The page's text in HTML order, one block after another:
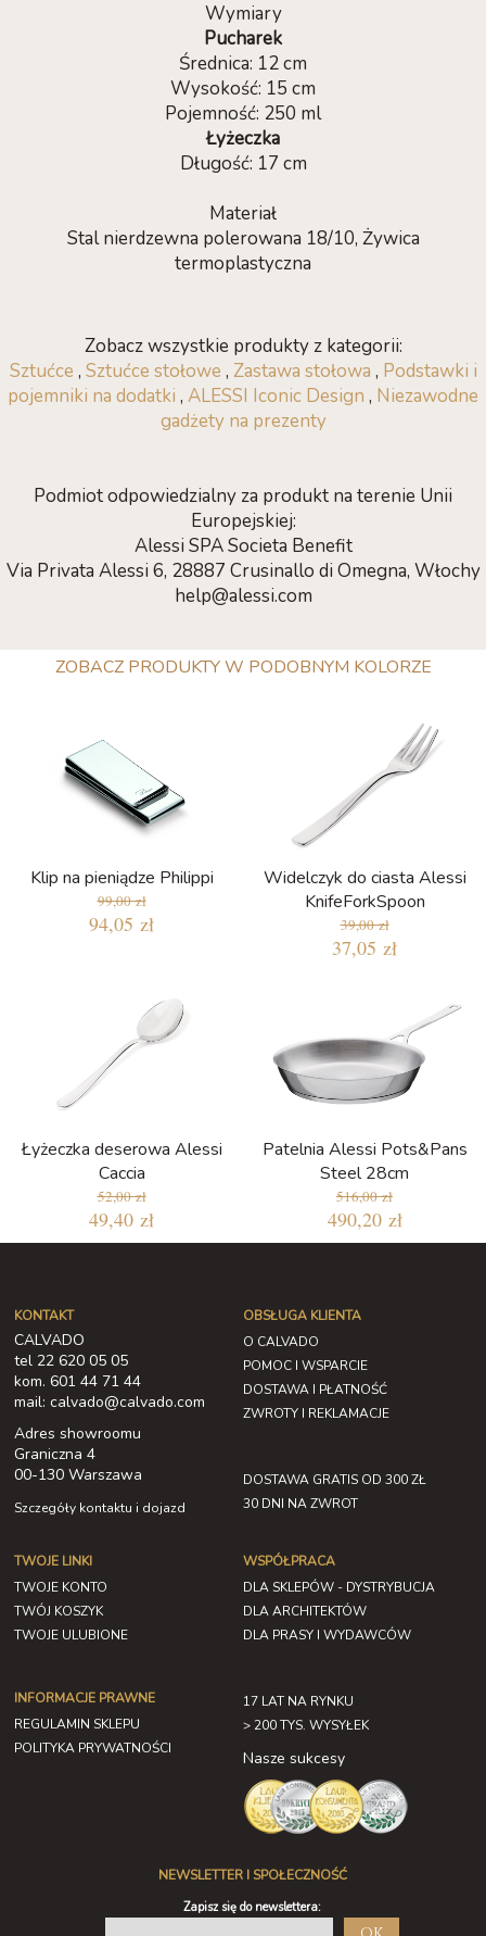
Wymiary
Pucharek
Średnica: 12 cm
Wysokość: 15 cm
Pojemność: 250 ml
Łyżeczka
Długość: 17 cm
Materiał
Stal nierdzewna polerowana 18/10, Żywica
termoplastyczna
Zobacz wszystkie produkty z kategorii:
Sztućce , Sztućce stołowe , Zastawa stołowa , Podstawki i
pojemniki na dodatki , ALESSI Iconic Design , Niezawodne
gadżety na prezenty
Podmiot odpowiedzialny za produkt na terenie Unii
Europejskiej:
Alessi SPA Societa Benefit
Via Privata Alessi 6, 28887 Crusinallo di Omegna, Włochy
help@alessi.com
ZOBACZ PRODUKTY W PODOBNYM KOLORZE
Klip na pieniądze Philippi
99,00 zł
94,05 zł
Widelczyk do ciasta Alessi
KnifeForkSpoon
39,00 zł
37,05 zł
Łyżeczka deserowa Alessi
Caccia
52,00 zł
49,40 zł
Patelnia Alessi Pots&Pans
Steel 28cm
516,00 zł
490,20 zł
KONTAKT
CALVADO
tel 22 620 05 05
kom. 601 44 71 44
mail: calvado@calvado.com
Adres showroomu
Graniczna 4
00-130 Warszawa
Szczegóły kontaktu i dojazd
OBSŁUGA KLIENTA
O CALVADO
POMOC I WSPARCIE
DOSTAWA I PŁATNOŚĆ
ZWROTY I REKLAMACJE
DOSTAWA GRATIS OD 300 ZŁ
30 DNI NA ZWROT
TWOJE LINKI
TWOJE KONTO
TWÓJ KOSZYK
TWOJE ULUBIONE
INFORMACJE PRAWNE
REGULAMIN SKLEPU
POLITYKA PRYWATNOŚCI
WSPÓŁPRACA
DLA SKLEPÓW - DYSTRYBUCJA
DLA ARCHITEKTÓW
DLA PRASY I WYDAWCÓW
17 LAT NA RYNKU
> 200 TYS. WYSYŁEK
Nasze sukcesy
NEWSLETTER I SPOŁECZNOŚĆ
Zapisz się do newslettera: